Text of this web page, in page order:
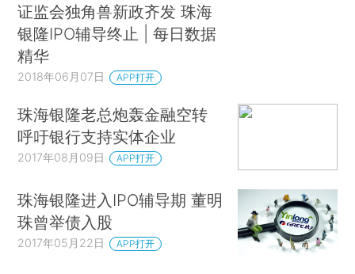
证监会独角兽新政齐发 珠海
银隆IPO辅导终止 | 每日数据
精华
2018年06月07日 APP打开
珠海银隆老总炮轰金融空转
呼吁银行支持实体企业
2017年08月09日 APP打开
珠海银隆进入IPO辅导期 董明
珠曾举债入股
2017年05月22日 APP打开